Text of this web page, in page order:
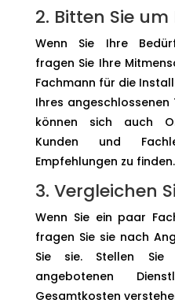
2. Bitten Sie
Wenn Sie Ihre
fragen Sie Ihre
Fachmann für die
Ihres angeschlossenen
können sich auch
Kunden und
Empfehlungen zu finden.
3. Vergleichen
Wenn Sie ein paar
fragen Sie sie nach
Sie sie. Stellen
angebotenen
Gesamtkosten